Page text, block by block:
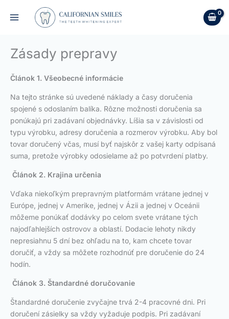
Zásady prepravy
Článok 1. Všeobecné informácie
Na tejto stránke sú uvedené náklady a časy doručenia
spojené s odoslaním balíka. Rôzne možnosti doručenia sa
ponúkajú pri zadávaní objednávky. Líšia sa v závislosti od
typu výrobku, adresy doručenia a rozmerov výrobku. Aby bol
tovar doručený včas, musí byť najskôr z vašej karty odpísaná
suma, pretože výrobky odosielame až po potvrdení platby.
Článok 2. Krajina určenia
Vďaka niekoľkým prepravným platformám vrátane jednej v
Európe, jednej v Amerike, jednej v Ázii a jednej v Oceánii
môžeme ponúkať dodávky po celom svete vrátane tých
najodľahlejších ostrovov a oblastí. Dodacie lehoty nikdy
nepresiahnu 5 dní bez ohľadu na to, kam chcete tovar
doručiť, a vždy sa môžete rozhodnúť pre doručenie do 24
hodín.
Článok 3. Štandardné doručovanie
Štandardné doručenie zvyčajne trvá 2-4 pracovné dni. Pri
doručení zásielky sa vždy vyžaduje podpis. Pri zadávaní